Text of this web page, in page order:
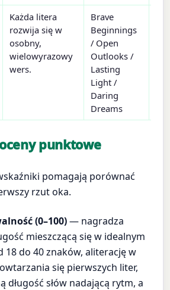
Każda litera
rozwija się w
osobny,
wielowyrazowy
wers.
Brave
Beginnings
/ Open
Outlooks /
Lasting
Light /
Daring
Dreams
punktowe
pomagają porównać
rzut oka.
(0–100)— nagradza
mieszczącą się w idealnym
18 do 40 znaków, aliterację w
się pierwszych liter,
długość słów nadającą rytm, a